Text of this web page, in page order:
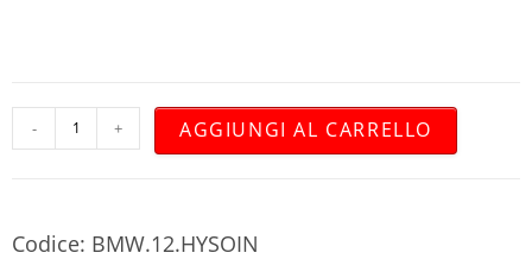
- + AGGIUNGI AL CARRELLO
Codice: BMW.12.HYSOIN